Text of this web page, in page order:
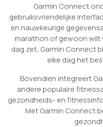
Garmin Connect
gebruiksvriendelijke
en nauwkeurige
marathon of gewoon wilt
dag zet, Garmin Connect
elke dag het
Bovendien integreert
andere populaire
gezondheids- en
Met Garmin Connect